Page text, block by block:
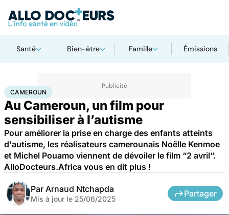
Santé Bien-être Famille Émissions
AccueilSanté Société
CAMEROUN
Au Cameroun, un film pour
sensibiliser à l’autisme
Pour améliorer la prise en charge des enfants atteints
d'autisme, les réalisateurs camerounais Noëlle Kenmoe
et Michel Pouamo viennent de dévoiler le film “2 avril“.
AlloDocteurs.Africa vous en dit plus !
Par Arnaud Ntchapda
Mis à jour le 25/06/2025
Partager